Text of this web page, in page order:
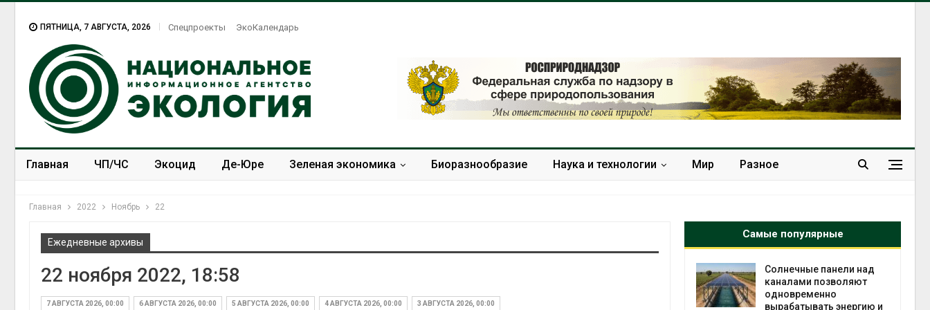
ПЯТНИЦА, 7 АВГУСТА, 2026 Спецпроекты ЭкоКалендарь
Главная ЧП/ЧС Экоцид Де-Юре Зеленая экономика Биоразнообразие Наука и технологии Мир Разное
Главная 2022 Ноябрь 22
Ежедневные архивы
22 ноября 2022, 18:58
7 АВГУСТА 2026, 00:00 6 АВГУСТА 2026, 00:00 5 АВГУСТА 2026, 00:00 4 АВГУСТА 2026, 00:00 3 АВГУСТА 2026, 00:00
Самые популярные
Учёные предложили
получать питьевую воду
из воздуха с помощью
ветра
Нижнего Новгорода
Учёные предложили
получать питьевую воду
из воздуха с помощью
ветра